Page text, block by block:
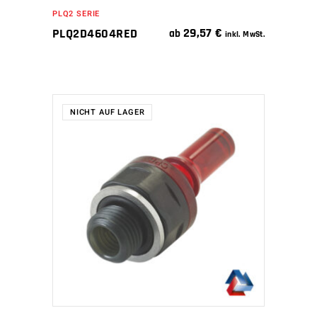
PLQ2 SERIE
PLQ2D4604RED ab 29,57€ inkl. MwSt.
NICHT AUF LAGER
WEITERLESEN